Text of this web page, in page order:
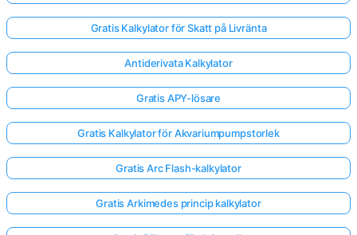
Gratis Kalkylator för Skatt på Livränta
Antiderivata Kalkylator
Gratis APY-lösare
Gratis Kalkylator för Akvariumpumpstorlek
Gratis Arc Flash-kalkylator
Gratis Arkimedes princip kalkylator